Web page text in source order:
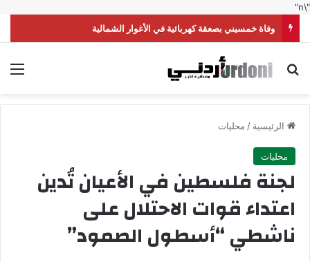
"\n"
وفاة خمسيني بصعقة كهربائية في الأغوار الشمالية
بحث عن
الرئيسية / محليات
محليات
لجنة فلسطين في الأعيان تُدين
اعتداء قوات الاحتلال على
ناشطي “أسطول الصمود”